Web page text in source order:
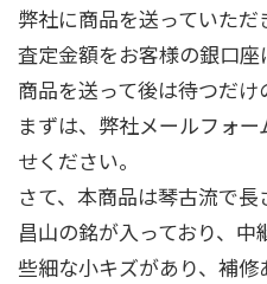
弊社に商品を送っていただ
査定金額をお客様の銀口座
商品を送って後は待つだけ
まずは、弊社メールフォ
せください。
さて、本商品は琴古流で長
昌山の銘が入っており、中
些細な小キズがあり、補修